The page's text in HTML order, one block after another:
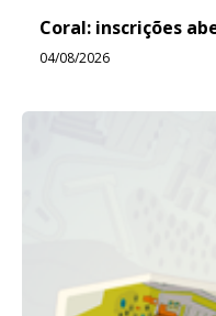
Coral: inscrições
04/08/2026